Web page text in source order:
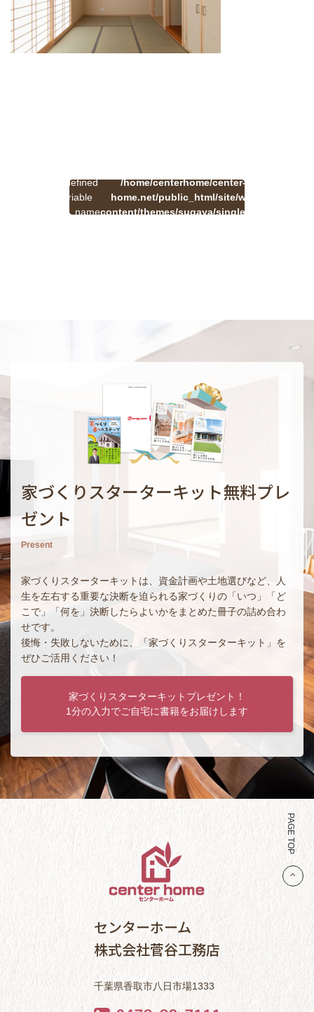
Undefined
variable
$cat_name
/home/centerhome/center-
home.net/public_html/site/wp-
content/themes/sugaya/single.php
家づくりスターターキット無料プレ
ゼント
Present
家づくりスターターキットは、資金計画や土地選びなど、人
生を左右する重要な決断を迫られる家づくりの「いつ」「ど
こで」「何を」決断したらよいかをまとめた冊子の詰め合わ
せです。
後悔・失敗しないために、「家づくりスターターキット」を
ぜひご活用ください！
家づくりスターターキットプレゼント！
1分の入力でご自宅に書籍をお届けします
PAGE TOP
センターホーム
株式会社菅谷工務店
千葉県香取市八日市場1333